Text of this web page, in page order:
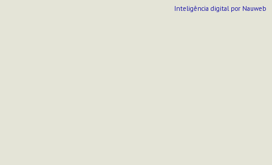
Inteligência digital por Nauweb